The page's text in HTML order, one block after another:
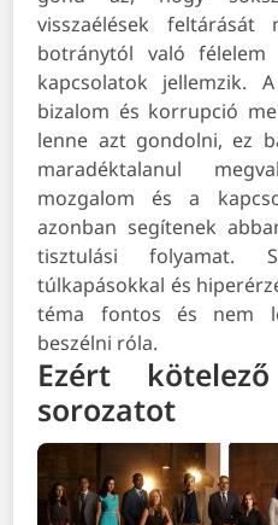
visszaélések
botránytól való
kapcsolatok jellemzik.
bizalom és korrupció
lenne azt gondolni, ez
maradéktalanul
mozgalom és a
azonban segítenek
tisztulási folyamat.
túlkapásokkal és
téma fontos és nem
beszélni róla.
Ezért
sorozatot